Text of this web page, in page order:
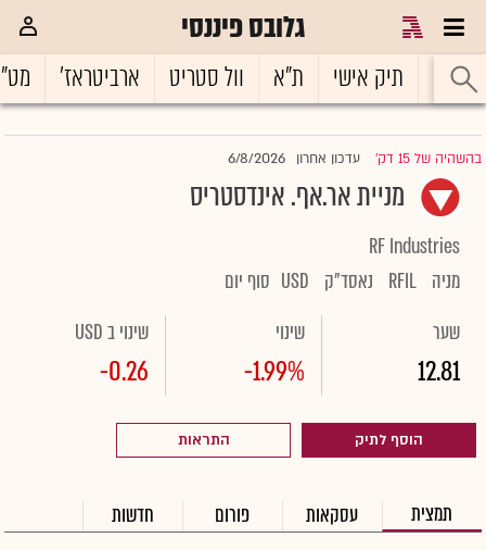
גלובס פיננסי
ראשי תיק אישי ת"א וול סטריט ארביטראז'
בהשהיה של 15 דק' |עדכון אחרון 6/8/2026
מניית אר.אף. אינדסטריס
RF Industries
מניה RFIL נאסד"ק USD סוף יום
שער
12.81
שינוי
-1.99%
שינוי ב USD
-0.26
הוסף לתיק התראות
תמצית עסקאות פורום חדשות